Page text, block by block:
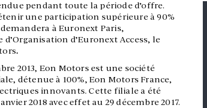
pendant toute la période d’offre.
une participation supérieure à 90%
à Euronext Paris,
d’Euronext Access, le
.
2013, Eon Motors est une société
détenue à 100%, Eon Motors France,
innovants. Cette filiale a été
2018 avec effet au 29 décembre 2017.